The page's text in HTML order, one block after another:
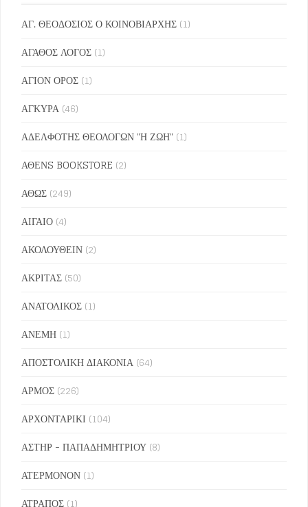
ΑΓ. ΘΕΟΔΟΣΙΟΣ Ο ΚΟΙΝΟΒΙΑΡΧΗΣ (1)
ΑΓΑΘΟΣ ΛΟΓΟΣ (1)
ΑΓΙΟΝ ΟΡΟΣ (1)
ΑΓΚΥΡΑ (46)
ΑΔΕΛΦΟΤΗΣ ΘΕΟΛΟΓΩΝ "Η ΖΩΗ" (1)
ΑΘΕΝS BOOKSTORE (2)
ΑΘΩΣ (249)
ΑΙΓΑΙΟ (4)
ΑΚΟΛΟΥΘΕΙΝ (2)
ΑΚΡΙΤΑΣ (50)
ΑΝΑΤΟΛΙΚΟΣ (1)
ΑΝΕΜΗ (1)
ΑΠΟΣΤΟΛΙΚΗ ΔΙΑΚΟΝΙΑ (64)
ΑΡΜΟΣ (226)
ΑΡΧΟΝΤΑΡΙΚΙ (104)
ΑΣΤΗΡ - ΠΑΠΑΔΗΜΗΤΡΙΟΥ (8)
ΑΤΕΡΜΟΝΟΝ (1)
ΑΤΡΑΠΟΣ (1)